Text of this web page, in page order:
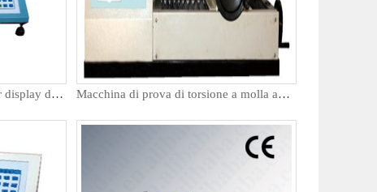
Macchina di prova a molla per display digitale orizzontale Macchina di prova di torsione a molla automatica orizzontale